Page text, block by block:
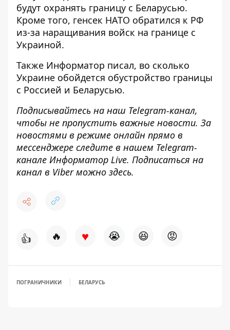
будут охранять границу с Беларусью.
Кроме того, генсек НАТО обратился к РФ
из-за наращивания войск на границе с
Украиной.
Также Информатор писал, во сколько
Украине обойдется обустройство границы
с Россией и Беларусью.
Подписывайтесь на наш Telegram-канал,
чтобы не пропустить важные новости. За
новостями в режиме онлайн прямо в
мессенджере следите в нашем Telegram-
канале Информатор Live. Подписаться на
канал в Viber можно здесь.
👍 🔥 ♥ 😭 😆 😡
ПОГРАНИЧНИКИ БЕЛАРУСЬ